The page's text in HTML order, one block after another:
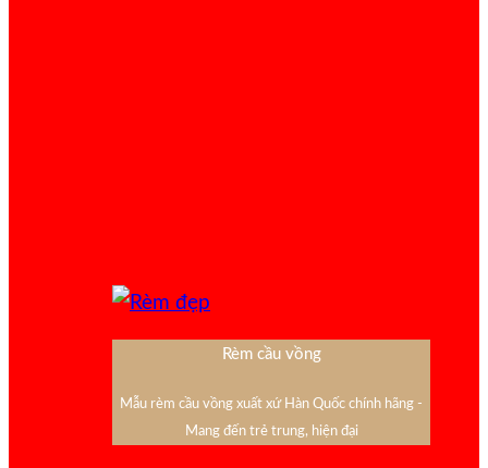
Rèm cầu vồng
Mẫu rèm cầu vồng xuất xứ Hàn Quốc chính hãng -
Mang đến trẻ trung, hiện đại